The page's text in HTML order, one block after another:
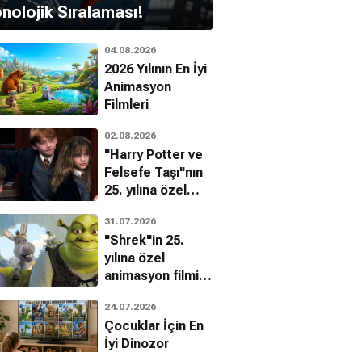
Ehsas
Zekeria Ebrahimi
Sıralaması!
04.08.2026
2026 Yılının En İyi
Animasyon
Filmleri
02.08.2026
"Harry Potter ve
Felsefe Taşı"nın
25. yılına özel
bilinmeyenleri!
31.07.2026
"Shrek"in 25.
yılına özel
animasyon filmin
24.07.2026
Çocuklar İçin En
İyi Dinozor